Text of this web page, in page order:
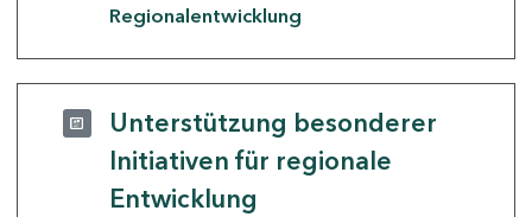
Regionalentwicklung
Unterstützung besonderer
Initiativen für regionale
Entwicklung